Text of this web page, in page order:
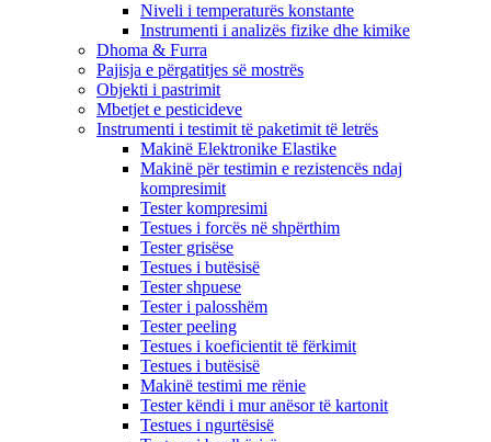
Niveli i temperaturës konstante
Instrumenti i analizës fizike dhe kimike
Dhoma & Furra
Pajisja e përgatitjes së mostrës
Objekti i pastrimit
Mbetjet e pesticideve
Instrumenti i testimit të paketimit të letrës
Makinë Elektronike Elastike
Makinë për testimin e rezistencës ndaj
kompresimit
Tester kompresimi
Testues i forcës në shpërthim
Tester grisëse
Testues i butësisë
Tester shpuese
Tester i palosshëm
Tester peeling
Testues i koeficientit të fërkimit
Testues i butësisë
Makinë testimi me rënie
Tester këndi i mur anësor të kartonit
Testues i ngurtësisë